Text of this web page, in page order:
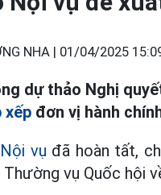
NHA | 01/04/2025
dự thảo Nghị
xếp đơn vị hành
vụ đã hoàn tất,
Thường vụ Quốc hội